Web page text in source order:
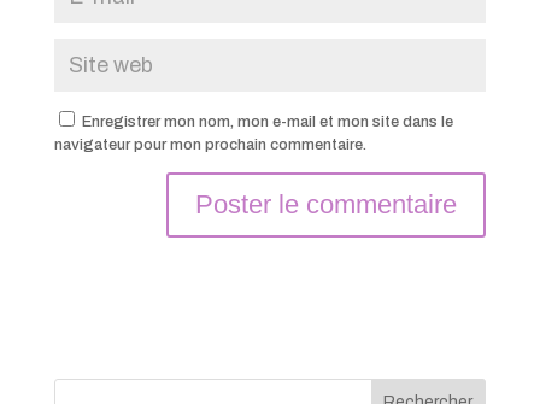
Enregistrer mon nom, mon e-mail et mon site dans le
navigateur pour mon prochain commentaire.